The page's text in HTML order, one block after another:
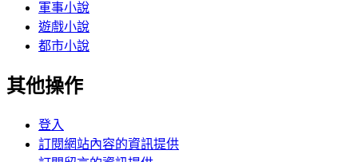
軍事小說
遊戲小說
都市小說
其他操作
登入
訂閱網站內容的資訊提供